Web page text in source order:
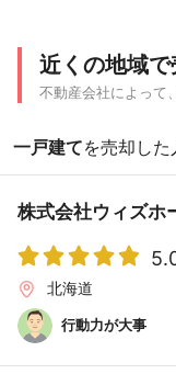
近くの地域
不動産会社によって
一戸建てを売却し
株式会社ウィズホ
北海道
行動力が大事